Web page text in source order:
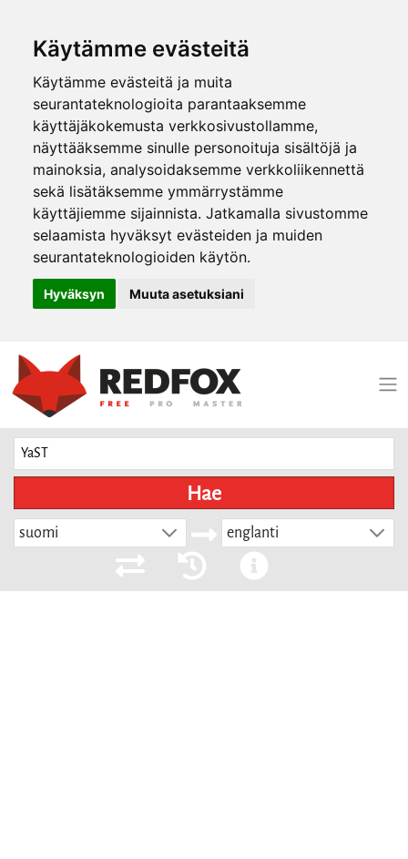
Käytämme evästeitä
Käytämme evästeitä ja muita
seurantateknologioita parantaaksemme
käyttäjäkokemusta verkkosivustollamme,
näyttääksemme sinulle personoituja sisältöjä ja
mainoksia, analysoidaksemme verkkoliikennettä
sekä lisätäksemme ymmärrystämme
käyttäjiemme sijainnista. Jatkamalla sivustomme
selaamista hyväksyt evästeiden ja muiden
seurantateknologioiden käytön.
Hyväksyn Muuta asetuksiani
Hae
suomi englanti